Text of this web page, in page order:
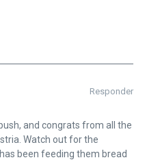
Responder
and congrats from all the
Watch out for the
been feeding them bread